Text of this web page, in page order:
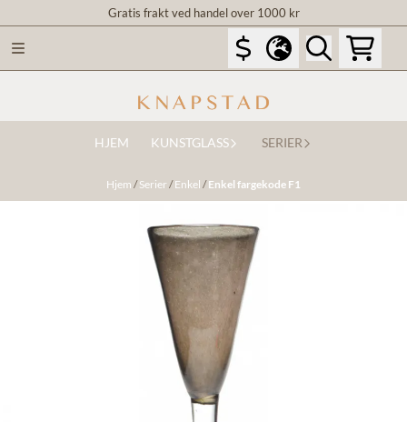
Gratis frakt ved handel over 1000 kr
HJEM KUNSTGLASS SERIER
Hjem /Serier /Enkel /Enkel fargekode F1